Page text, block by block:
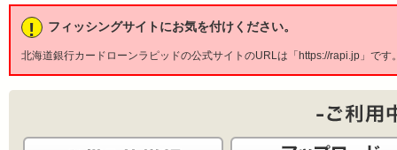
! フィッシングサイトにお気を付けください。
北海道銀行カードローンラピッドの公式サイトのURLは「https://rapi.jp」で